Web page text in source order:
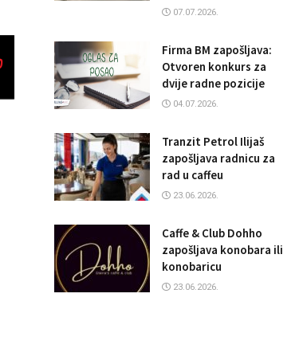
07.07.2026.
Firma BM zapošljava:
Otvoren konkurs za
dvije radne pozicije
04.07.2026.
Tranzit Petrol Ilijaš
zapošljava radnicu za
rad u caffeu
23.06.2026.
Caffe & Club Dohho
zapošljava konobara ili
konobaricu
23.06.2026.